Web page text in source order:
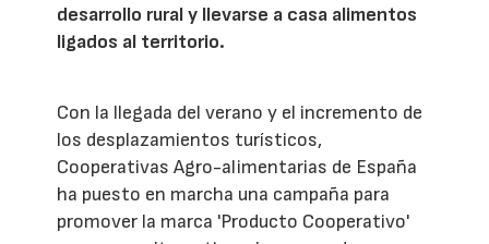
desarrollo rural y llevarse a casa alimentos
ligados al territorio.
Con la llegada del verano y el incremento de
los desplazamientos turísticos,
Cooperativas Agro-alimentarias de España
ha puesto en marcha una campaña para
promover la marca 'Producto Cooperativo'